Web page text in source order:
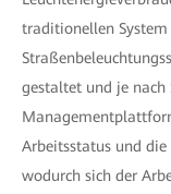
traditionellen
gestaltet und je
Arbeitsstatus und die
wodurch sich der